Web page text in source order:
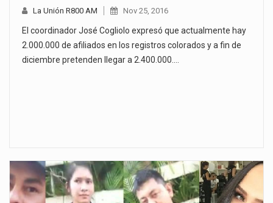
La Unión R800 AM Nov 25, 2016
El coordinador José Cogliolo expresó que actualmente hay
2.000.000 de afiliados en los registros colorados y a fin de
diciembre pretenden llegar a 2.400.000.…